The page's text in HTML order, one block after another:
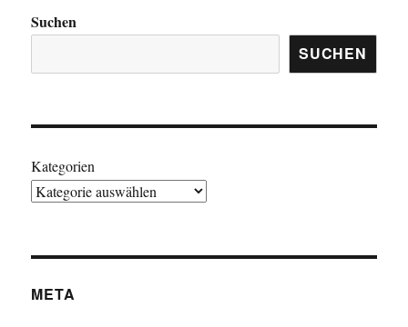
Suchen
SUCHEN
Kategorien
META